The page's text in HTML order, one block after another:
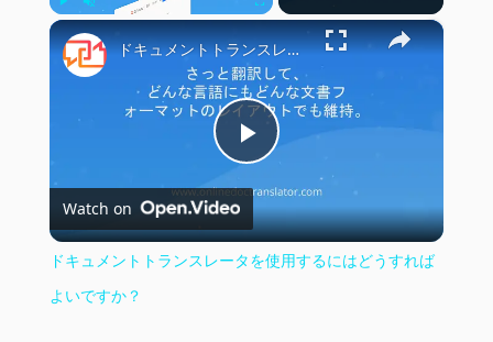
Play Unmute Fullscreen ×
Play
Video
ドキュメントトランスレータを使用するにはどうすればよいですか？
Watch on
ドキュメントトランスレータを使用するにはどうすれば
よいですか？